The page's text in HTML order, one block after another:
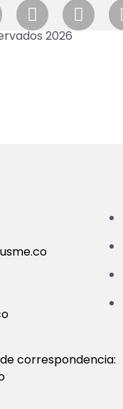
2026
correspondencia: